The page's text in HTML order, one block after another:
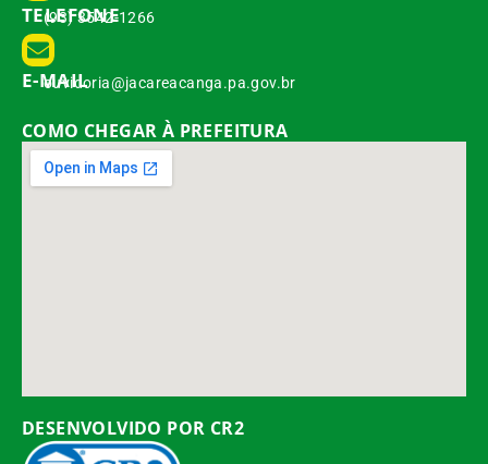
TELEFONE
(93) 3542-1266
E-MAIL
ouvidoria@jacareacanga.pa.gov.br
COMO CHEGAR À PREFEITURA
DESENVOLVIDO POR CR2